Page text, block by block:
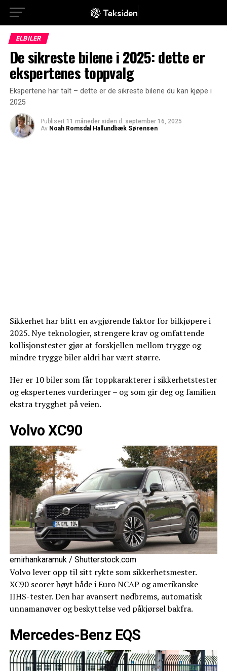
ELBILER
De sikreste bilene i 2025: dette er
ekspertenes toppvalg
Ekspertene har talt – dette er de sikreste bilene du kan kjøpe i
2025
Publisert 11 måneder siden d. september 16, 2025
Av Noah Romsdal Hallundbæk Sørensen
Sikkerhet har blitt en avgjørende faktor for bilkjøpere i
2025. Nye teknologier, strengere krav og omfattende
kollisjonstester gjør at forskjellen mellom trygge og
mindre trygge biler aldri har vært større.
Her er 10 biler som får toppkarakterer i sikkerhetstester
og ekspertenes vurderinger – og som gir deg og familien
ekstra trygghet på veien.
Volvo XC90
emirhankaramuk / Shutterstock.com
Volvo lever opp til sitt rykte som sikkerhetsmester.
XC90 scorer høyt både i Euro NCAP og amerikanske
IIHS-tester. Den har avansert nødbrems, automatisk
unnamanøver og beskyttelse ved påkjørsel bakfra.
Mercedes-Benz EQS